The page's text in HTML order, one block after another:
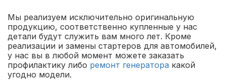
Мы реализуем исключительно оригинальную
продукцию, соответственно купленные у нас
детали будут служить вам много лет. Кроме
реализации и замены стартеров для автомобилей,
у нас вы в любой момент можете заказать
профилактику либо ремонт генератора какой
угодно модели.